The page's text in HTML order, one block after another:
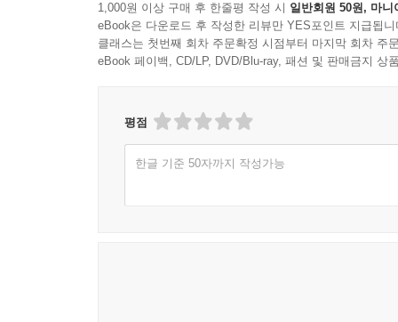
길가 들꽃과의 대화 104
채움과 비움 106
비에 젖은 날개로도 새는 다시 하늘을 난다 107
먼 산의 능선처럼, 멀리 보면 아름답지 않은 삶은
계절이 바뀌듯, 마음의 슬픔도 지나간다 111
폭풍우가 거셀수록 나무의 뿌리는 더 깊어진다 113
1,000원 이상 구매 후 한줄평 작성 시 일반회원 50원, 마니
eBook은 다운로드 후 작성한 리뷰만 YES포인트 지급됩니
클래스는 첫번째 회차 주문확정 시점부터 마지막 회차 주
eBook 페이백, CD/LP, DVD/Blu-ray, 패션 및 판매금지 상
평점
한글 기준 50자까지 작성가능